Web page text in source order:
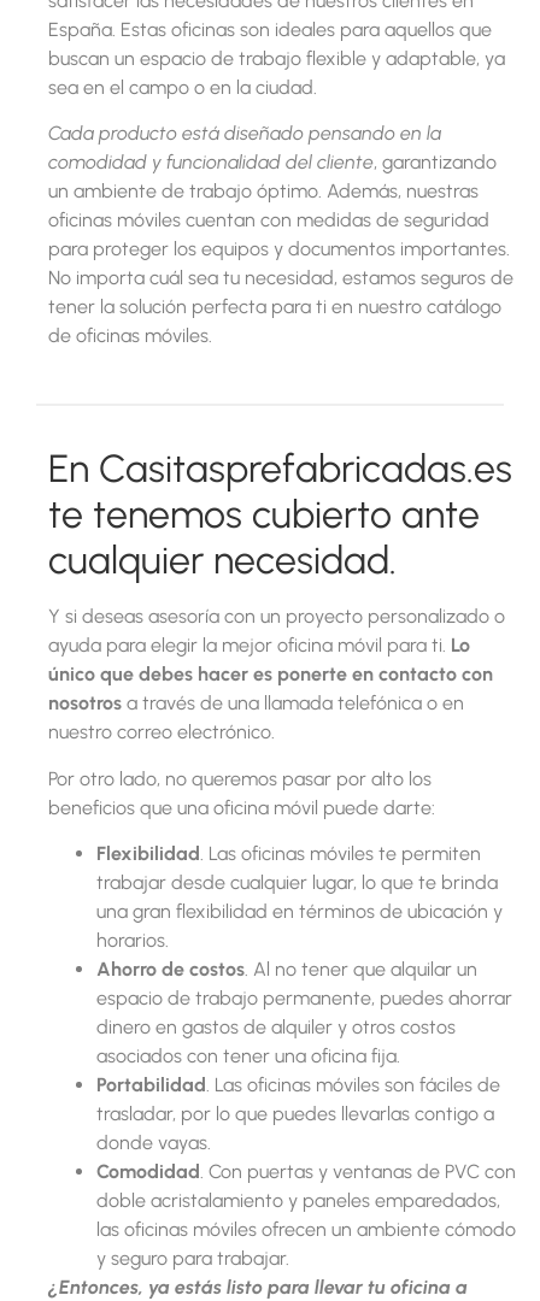
España. Estas oficinas son ideales para aquellos que
buscan un espacio de trabajo flexible y adaptable, ya
sea en el campo o en la ciudad.
Cada producto está diseñado pensando en la
comodidad y funcionalidad del cliente, garantizando
un ambiente de trabajo óptimo. Además, nuestras
oficinas móviles cuentan con medidas de seguridad
para proteger los equipos y documentos importantes.
No importa cuál sea tu necesidad, estamos seguros de
tener la solución perfecta para ti en nuestro catálogo
de oficinas móviles.
En Casitasprefabricadas.es
te tenemos cubierto ante
cualquier necesidad.
Y si deseas asesoría con un proyecto personalizado o
ayuda para elegir la mejor oficina móvil para ti. Lo
único que debes hacer es ponerte en contacto con
nosotros a través de una llamada telefónica o en
nuestro correo electrónico.
Por otro lado, no queremos pasar por alto los
beneficios que una oficina móvil puede darte:
Flexibilidad. Las oficinas móviles te permiten
trabajar desde cualquier lugar, lo que te brinda
una gran flexibilidad en términos de ubicación y
horarios.
Ahorro de costos. Al no tener que alquilar un
espacio de trabajo permanente, puedes ahorrar
dinero en gastos de alquiler y otros costos
asociados con tener una oficina fija.
Portabilidad. Las oficinas móviles son fáciles de
trasladar, por lo que puedes llevarlas contigo a
donde vayas.
Comodidad. Con puertas y ventanas de PVC con
doble acristalamiento y paneles emparedados,
las oficinas móviles ofrecen un ambiente cómodo
y seguro para trabajar.
¿Entonces, ya estás listo para llevar tu oficina a